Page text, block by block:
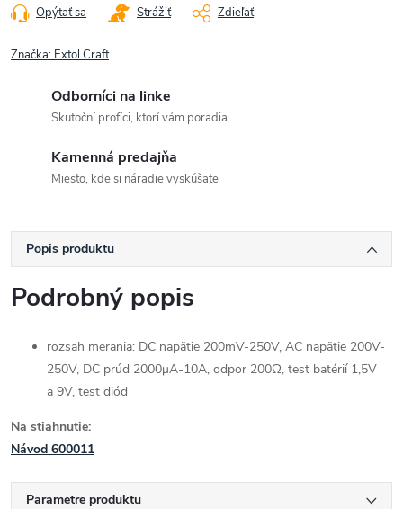
Opýtať sa Strážiť Zdieľať
Značka: Extol Craft
Odborníci na linke
Skutoční profíci, ktorí vám poradia
Kamenná predajňa
Miesto, kde si náradie vyskúšate
Popis produktu
Podrobný popis
rozsah merania: DC napätie 200mV-250V, AC napätie 200V-
250V, DC prúd 2000μA-10A, odpor 200Ω, test batérií 1,5V
a 9V, test diód
Na stiahnutie:
Návod 600011
Parametre produktu